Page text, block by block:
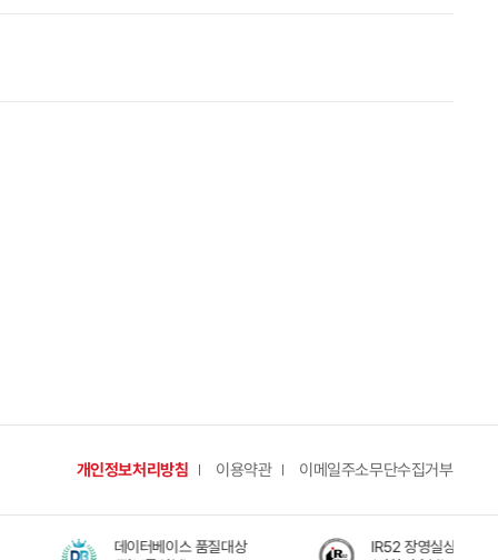
개인정보처리방침 이용약관 이메일주소무단수집거부
데이터베이스 품질대상
IR52 장영실상